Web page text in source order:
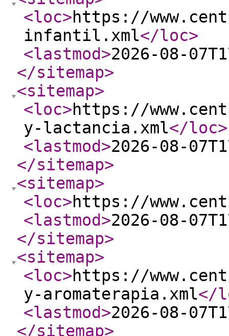
<loc>https://
infantil.xml</loc>
<lastmod>2026-08-
</sitemap>
<sitemap>
<loc>https://
y-lactancia.xml</loc>
<lastmod>2026-08-
</sitemap>
<sitemap>
<loc>https://
<lastmod>2026-08-
</sitemap>
<sitemap>
<loc>https://
y-aromaterapia.xml</
<lastmod>2026-08-
</sitemap>